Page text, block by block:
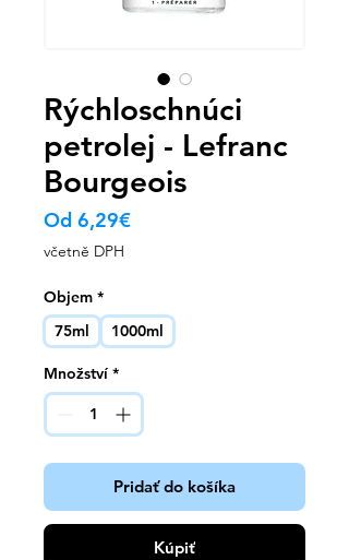
Rýchloschnúci
petrolej - Lefranc
Bourgeois
Od 6,29€Zvýhodněná
včetně DPH
Objem *
75ml
1000ml
Množství *
Pridať do košíka
Kúpiť